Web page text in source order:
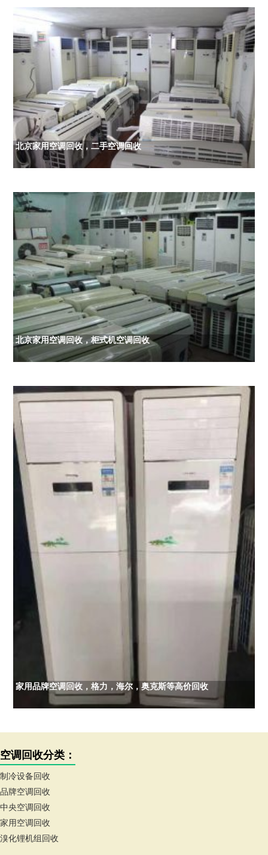
北京家用空调回收，二手空调回收
北京家用空调回收，柜式机空调回收
家用品牌空调回收，格力，海尔，奥克斯等高价回收
空调回收分类：
制冷设备回收
品牌空调回收
中央空调回收
家用空调回收
溴化锂机组回收